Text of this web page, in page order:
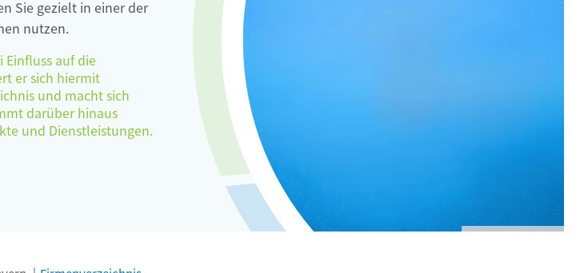
Sie gezielt in einer der
nutzen.
Einfluss auf die
er sich hiermit
und macht sich
darüber hinaus
und Dienstleistungen.